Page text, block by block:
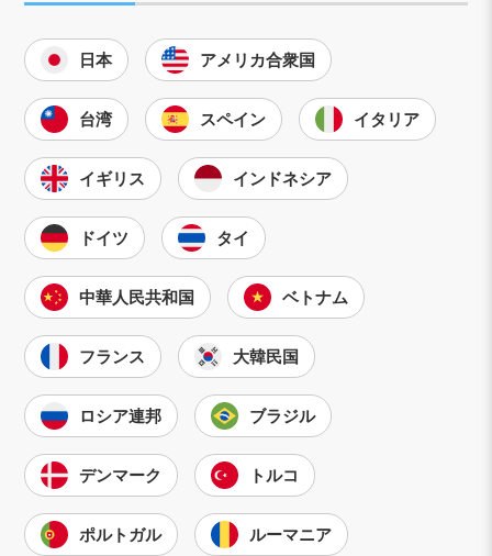
日本 アメリカ合衆国
台湾 スペイン イタリア
イギリス インドネシア
ドイツ タイ
中華人民共和国 ベトナム
フランス 大韓民国
ロシア連邦 ブラジル
デンマーク トルコ
ポルトガル ルーマニア